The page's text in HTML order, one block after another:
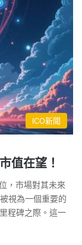
ICO新聞
值在望！
，市場對其未來
視為一個重要的
程碑之際。這一